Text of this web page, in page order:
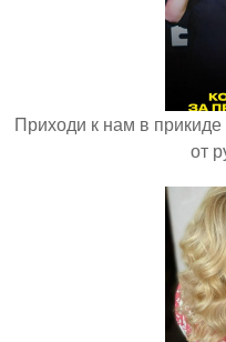
Приходи к нам в
от